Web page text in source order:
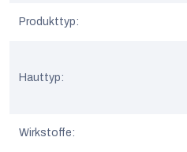
Produkttyp:
Hauttyp:
Wirkstoffe: